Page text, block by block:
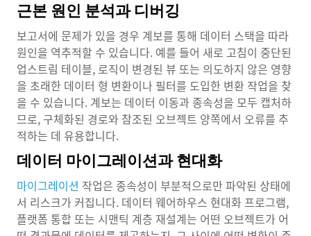
근본 원인 분석과 디버깅
보고서에 문제가 있을 경우 계보를 통해 데이터 스택을 따라
원인을 역추적할 수 있습니다. 예를 들어 새로 고침이 중단된
업스트림 테이블, 로직이 변경된 뷰 또는 의도하지 않은 영향
을 초래한 데이터 형 변환이나 필터를 도입한 변환 작업을 찾
을 수 있습니다. 계보는 데이터 이동과 종속성을 모두 캡처하
므로, 구체화된 경로와 참조된 오브젝트 양쪽에서 오류를 추
적하는 데 유용합니다.
데이터 마이그레이션과 현대화
마이그레이션 작업은 종속성이 부분적으로만 파악된 상태에
서 리스크가 커집니다. 데이터 웨어하우스 현대화 프로그램,
플랫폼 통합 또는 시맨틱 계층 재설계는 어떤 오브젝트가 어